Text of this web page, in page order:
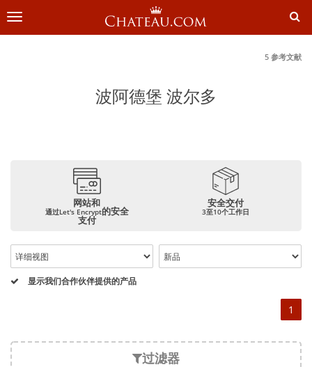
切
导
5 参考文献
波阿德堡 波尔多
网站和
通过Let's Encrypt的安全
支付
安全交付
3至10个工作日
显示我们合作伙伴提供的产品
1
过滤器